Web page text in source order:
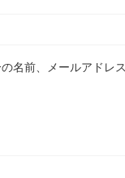
名前、メールアドレ